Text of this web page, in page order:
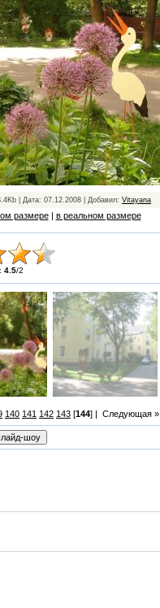
| Дата: 07.12.2008 | Добавил: Vitayana
размере| в реальном размере
4.5/2
140 141 142 143 [144] | Следующая »